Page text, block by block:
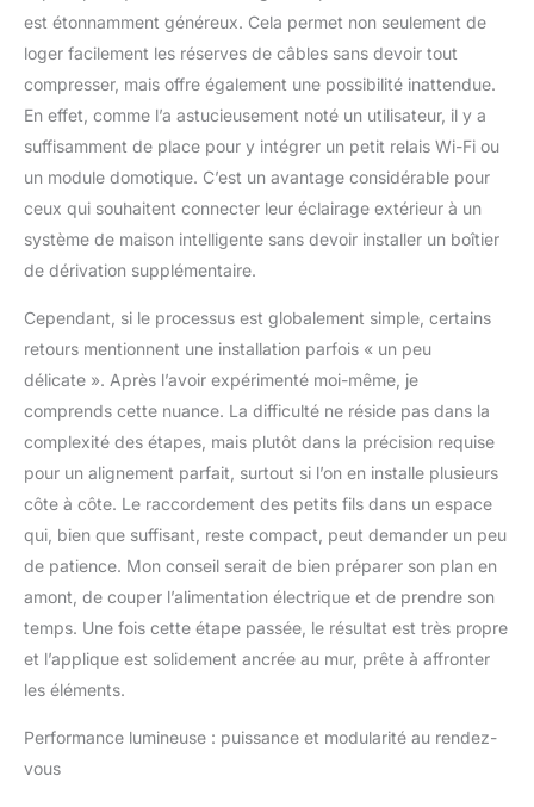
conçu selon les normes
européennes
des instructions
d'installation détaillées,
vous pouvez facilement
l'installer correctement.
(installation
recommandée par un
électricien professionnel)
Projecteur exterieur
économe en énergie
réduit les coûts de
intégrées de haute
qualité, pas besoin
d'acheter d'ampoules
supplémentaires,
économisez de l'argent
et du temps, durée de vie
allant jusqu'à 50 000
heures, bien au - delà
des ampoules
traditionnelles, ce qui
signifie que vous
profiterez d'un éclairage
Largement applicable:
est étonnamment généreux. Cela permet non seulement de
loger facilement les réserves de câbles sans devoir tout
compresser, mais offre également une possibilité inattendue.
En effet, comme l’a astucieusement noté un utilisateur, il y a
suffisamment de place pour y intégrer un petit relais Wi-Fi ou
un module domotique. C’est un avantage considérable pour
ceux qui souhaitent connecter leur éclairage extérieur à un
système de maison intelligente sans devoir installer un boîtier
de dérivation supplémentaire.
Cependant, si le processus est globalement simple, certains
retours mentionnent une installation parfois « un peu
délicate ». Après l’avoir expérimenté moi-même, je
comprends cette nuance. La difficulté ne réside pas dans la
complexité des étapes, mais plutôt dans la précision requise
pour un alignement parfait, surtout si l’on en installe plusieurs
côte à côte. Le raccordement des petits fils dans un espace
qui, bien que suffisant, reste compact, peut demander un peu
de patience. Mon conseil serait de bien préparer son plan en
amont, de couper l’alimentation électrique et de prendre son
temps. Une fois cette étape passée, le résultat est très propre
et l’applique est solidement ancrée au mur, prête à affronter
les éléments.
Performance lumineuse : puissance et modularité au rendez-
vous